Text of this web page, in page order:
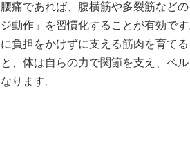
腰痛であれば、腹横筋や多裂筋など
ジ動作」を習慣化することが有効で
に負担をかけずに支える筋肉を育て
と、体は自らの力で関節を支え、ベ
なります。